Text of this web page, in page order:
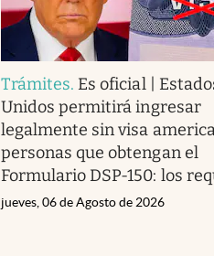
Trámites. Es oficial |
Unidos permitirá ingresar
legalmente sin visa
personas que obtengan el
Formulario DSP-150: los
jueves, 06 de Agosto de 2026